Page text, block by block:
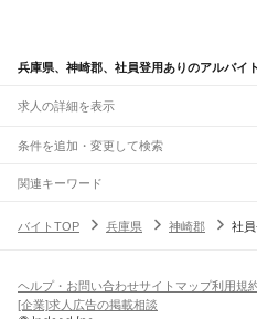
兵庫県、神崎郡、社員登用ありのアルバイ
求人の詳細を表示
条件を追加・変更して検索
市区町村を追加・変更
兵庫県すべて
姫路市尼崎市明石市西宮市洲本市芦
西脇市宝塚市三木市
駅を追加・変更
尼崎駅 立花駅甲子園口駅 さくら夙
六甲道駅 摩耶駅 灘駅 三ノ宮駅
飲食・フードサービス
飲食・フードサービス
特徴を追加・変更
関連キーワード
兵庫県 社員登用あり 手渡し兵庫県 神崎
バイトTOP 兵庫県 神崎郡 社
ヘルプ・お問い合わせサイトマップ利用規
[企業]求人広告の掲載相談